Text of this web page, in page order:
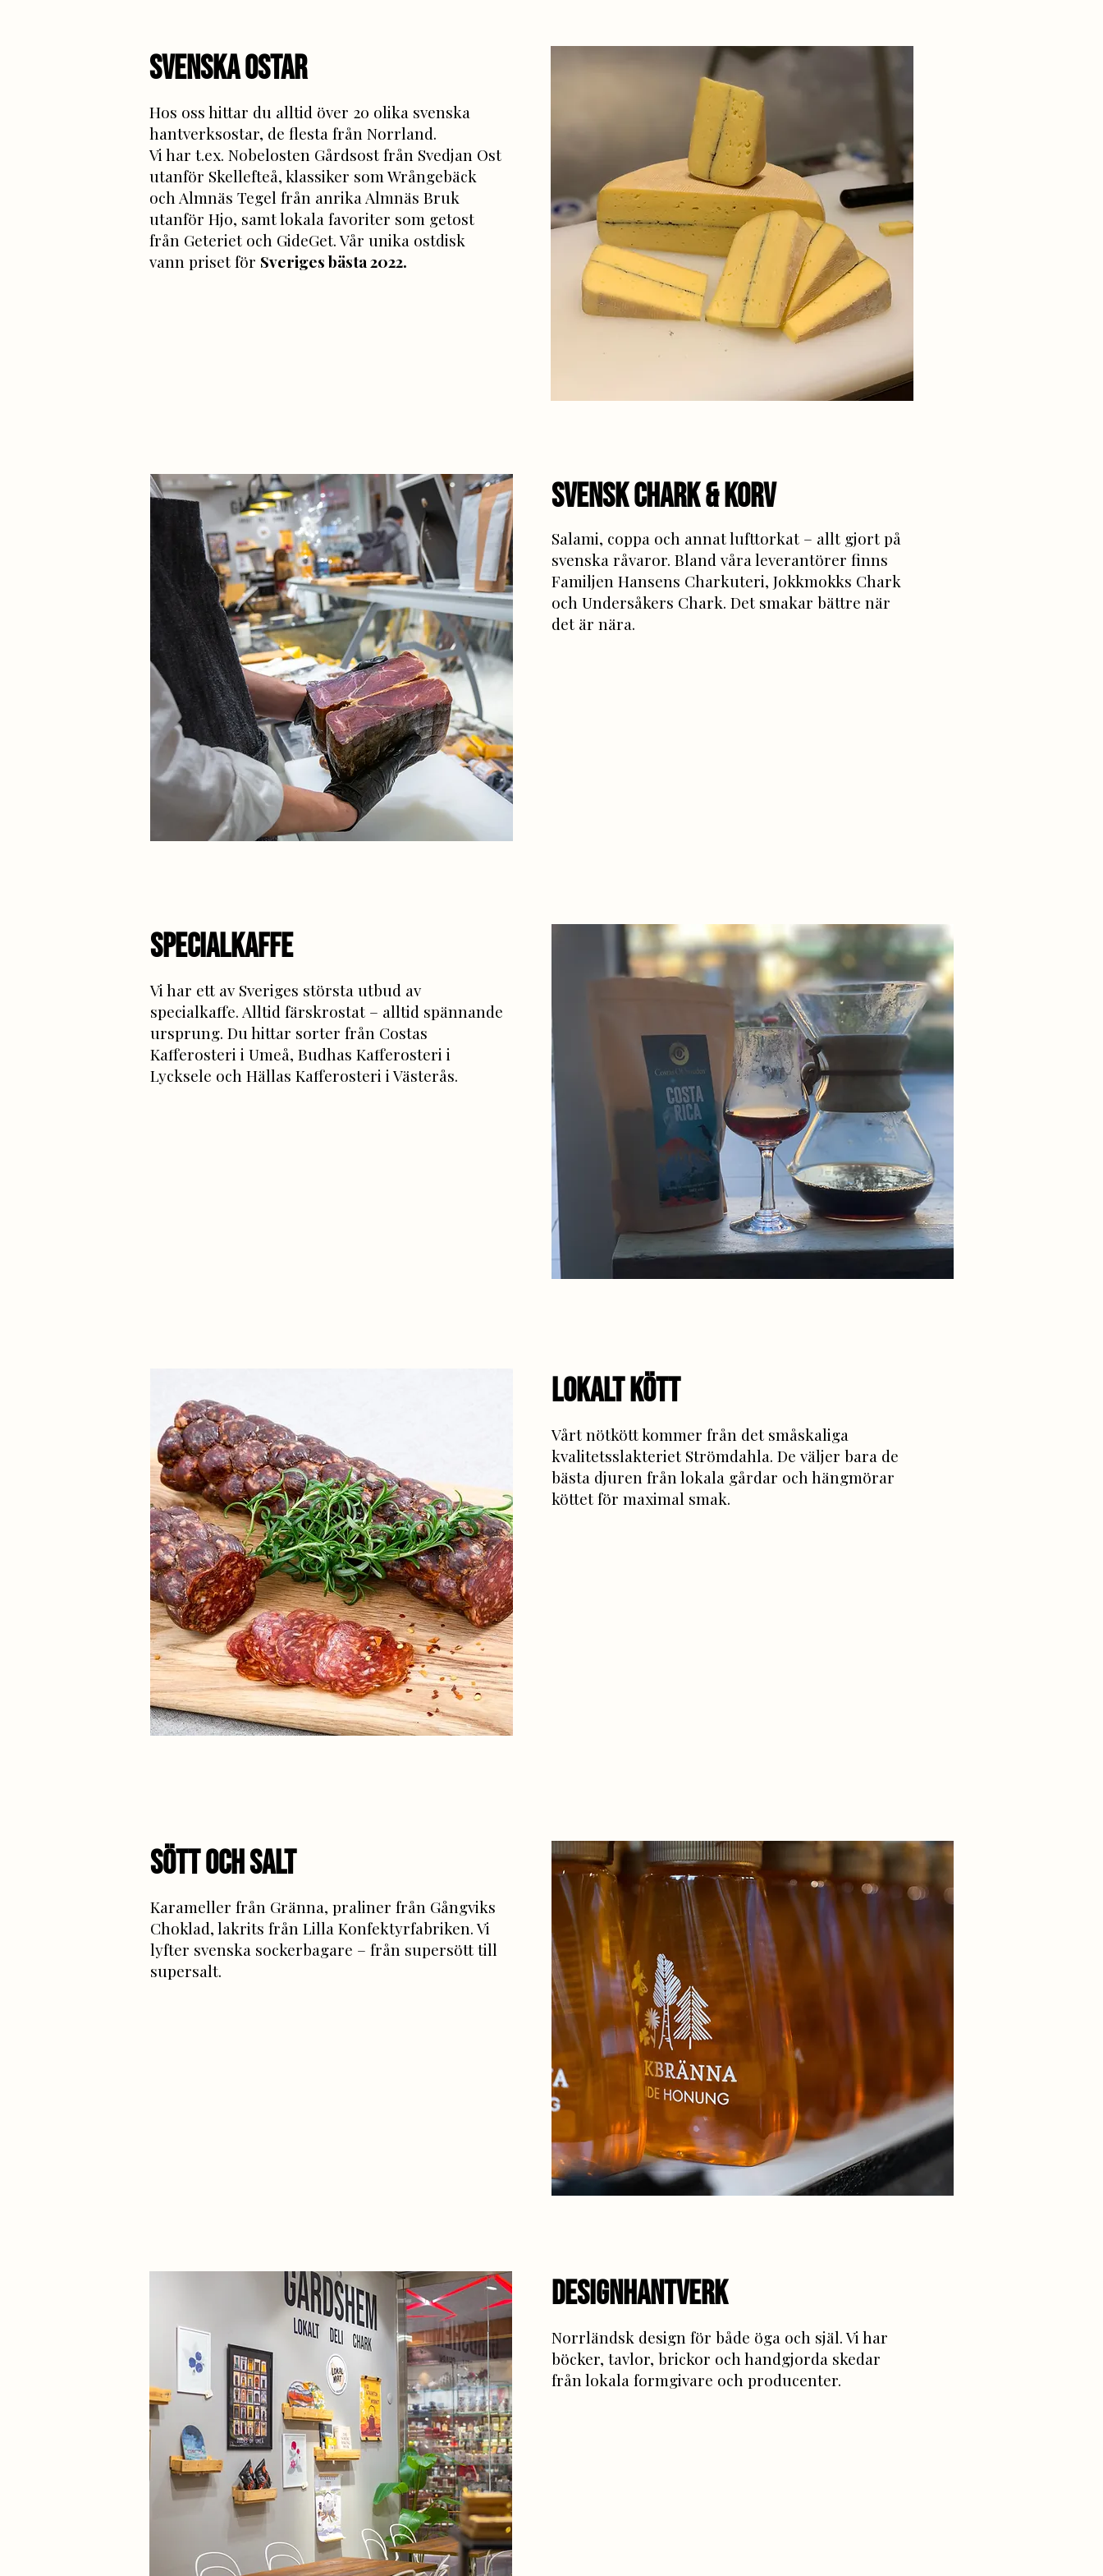
Svenska ostar
Hos oss hittar du alltid över 20 olika svenska
hantverksostar, de flesta från Norrland.
Vi har t.ex. Nobelosten Gårdsost från Svedjan Ost
utanför Skellefteå, klassiker som Wrångebäck
och Almnäs Tegel från anrika Almnäs Bruk
utanför Hjo, samt lokala favoriter som getost
från Geteriet och GideGet. Vår unika ostdisk
vann priset för Sveriges bästa 2022.
Svensk chark & korv
Salami, coppa och annat lufttorkat – allt gjort på
svenska råvaror. Bland våra leverantörer finns
Familjen Hansens Charkuteri, Jokkmokks Chark
och Undersåkers Chark. Det smakar bättre när
det är nära.
sPECIALKAFFE
Vi har ett av Sveriges största utbud av
specialkaffe. Alltid färskrostat – alltid spännande
ursprung. Du hittar sorter från Costas
Kafferosteri i Umeå, Budhas Kafferosteri i
Lycksele och Hällas Kafferosteri i Västerås.
lOKALT köTT
Vårt nötkött kommer från det småskaliga
kvalitetsslakteriet Strömdahla. De väljer bara de
bästa djuren från lokala gårdar och hängmörar
köttet för maximal smak.
sÖTT OCH sALT
Karameller från Gränna, praliner från Gångviks
Choklad, lakrits från Lilla Konfektyrfabriken. Vi
lyfter svenska sockerbagare – från supersött till
supersalt.
dESIGNHANTVERK
Norrländsk design för både öga och själ. Vi har
böcker, tavlor, brickor och handgjorda skedar
från lokala formgivare och producenter.